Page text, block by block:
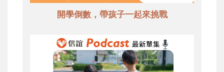
開學倒數，帶孩子一起來挑戰